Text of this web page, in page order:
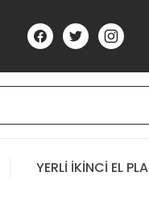
YERLİ İKİNCİ EL